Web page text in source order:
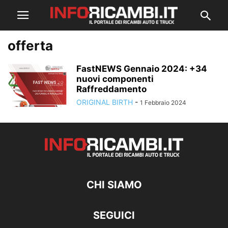
offerta
FastNEWS Gennaio 2024: +34
nuovi componenti
Raffreddamento
ORIGINAL BIRTH - 1 Febbraio 2024
CHI SIAMO
SEGUICI